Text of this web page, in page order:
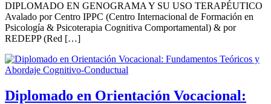
DIPLOMADO EN GENOGRAMA Y SU USO TERAPÉUTICO
Avalado por Centro IPPC (Centro Internacional de Formación en
Psicología & Psicoterapia Cognitiva Comportamental) & por
REDEPP (Red […]
Diplomado en Orientación Vocacional: